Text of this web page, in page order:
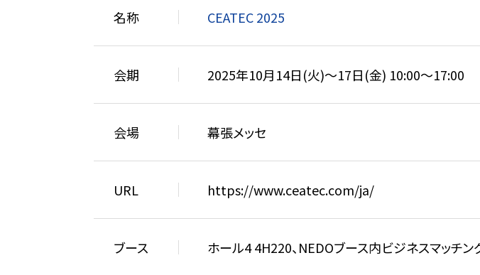
名称 CEATEC 2025
会期 2025年10月14日(火)～17日(金) 10:00～17:00
会場 幕張メッセ
URL https://www.ceatec.com/ja/
ブース ホール4 4H220、NEDOブース内ビジネスマッチ